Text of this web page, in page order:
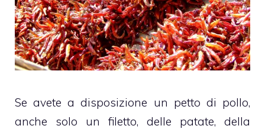
Se avete a disposizione un petto di pollo,
anche solo un filetto, delle patate, della